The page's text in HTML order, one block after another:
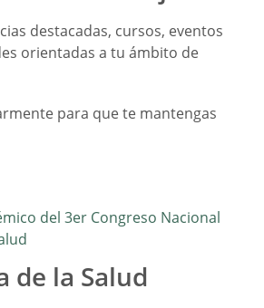
destacadas, cursos, eventos
orientadas a tu ámbito de
para que te mantengas
del 3er Congreso Nacional
de la Salud